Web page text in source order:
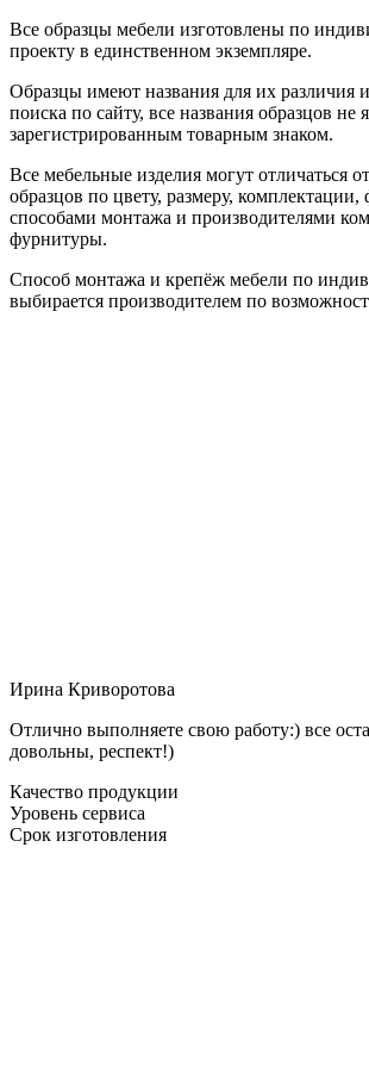
Все образцы мебели изготовлены по
проекту в единственном экземпляре.
Образцы имеют названия для их различия
поиска по сайту, все названия образцов не
зарегистрированным товарным знаком.
Все мебельные изделия могут отличаться
образцов по цвету, размеру,
способами монтажа и производителями
фурнитуры.
Способ монтажа и крепёж мебели по
выбирается производителем по
Ирина Криворотова
Отлично выполняете свою работу:) все
довольны, респект!)
Качество продукции
Уровень сервиса
Срок изготовления